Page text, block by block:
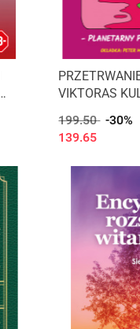
VIKTORAS
199.50 -30%
139.65